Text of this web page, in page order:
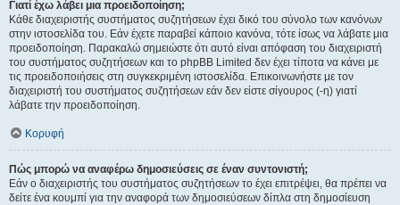
Γιατί έχω λάβει μια προειδοποίηση;
Κάθε διαχειριστής συστήματος συζητήσεων έχει δικό του σύνολο των κανόνων
στην ιστοσελίδα του. Εάν έχετε παραβεί κάποιο κανόνα, τότε ίσως να λάβατε μια
προειδοποίηση. Παρακαλώ σημειώστε ότι αυτό είναι απόφαση του διαχειριστή
του συστήματος συζητήσεων και το phpBB Limited δεν έχει τίποτα να κάνει με
τις προειδοποιήσεις στη συγκεκριμένη ιστοσελίδα. Επικοινωνήστε με τον
διαχειριστή του συστήματος συζητήσεων εάν δεν είστε σίγουρος (-η) γιατί
λάβατε την προειδοποίηση.
Κορυφή
Πώς μπορώ να αναφέρω δημοσιεύσεις σε έναν συντονιστή;
Εάν ο διαχειριστής του συστήματος συζητήσεων το έχει επιτρέψει, θα πρέπει να
δείτε ένα κουμπί για την αναφορά των δημοσιεύσεων δίπλα στη δημοσίευση